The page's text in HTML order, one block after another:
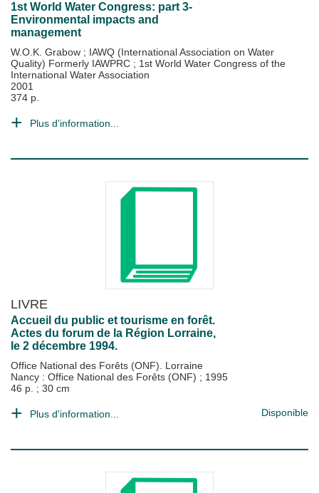
1st World Water Congress: part 3-
Environmental impacts and
management
W.O.K. Grabow ; IAWQ (International Association on Water
Quality) Formerly IAWPRC ; 1st World Water Congress of the
International Water Association
2001
374 p.
Plus d'information...
LIVRE
Accueil du public et tourisme en forêt.
Actes du forum de la Région Lorraine,
le 2 décembre 1994.
Office National des Forêts (ONF). Lorraine
Nancy : Office National des Forêts (ONF) ; 1995
46 p. ; 30 cm
Plus d'information... Disponible